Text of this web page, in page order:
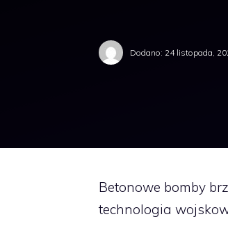
Dodano: 24 listopada,
Betonowe bomby
technologia